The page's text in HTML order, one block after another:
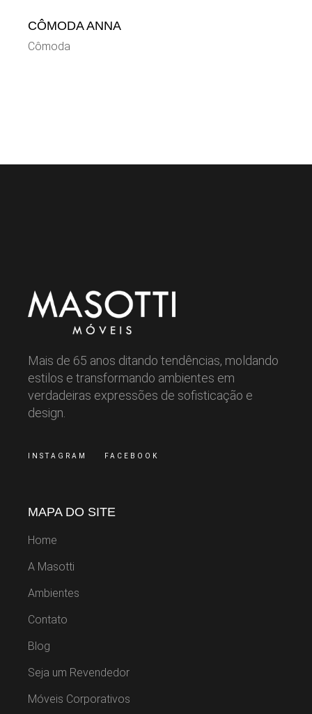
CÔMODA ANNA
Cômoda
Mais de 65 anos ditando tendências, moldando
estilos e transformando ambientes em
verdadeiras expressões de sofisticação e
design.
INSTAGRAM FACEBOOK
MAPA DO SITE
Home
A Masotti
Ambientes
Contato
Blog
Seja um Revendedor
Móveis Corporativos